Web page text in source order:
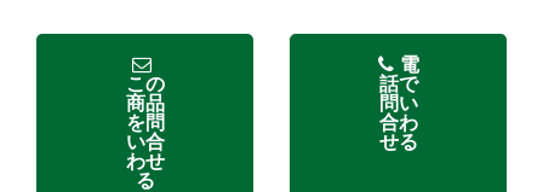
この
商品
を問
い合
わせ
る
電
話で
問い
合わ
せる